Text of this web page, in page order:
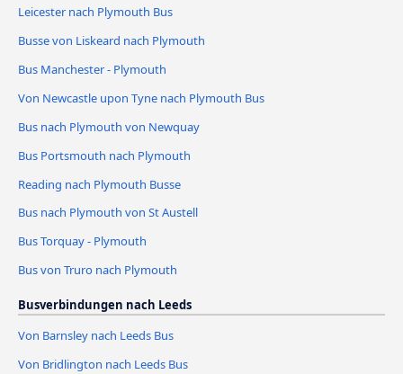
Leicester nach Plymouth Bus
Busse von Liskeard nach Plymouth
Bus Manchester - Plymouth
Von Newcastle upon Tyne nach Plymouth Bus
Bus nach Plymouth von Newquay
Bus Portsmouth nach Plymouth
Reading nach Plymouth Busse
Bus nach Plymouth von St Austell
Bus Torquay - Plymouth
Bus von Truro nach Plymouth
Busverbindungen nach Leeds
Von Barnsley nach Leeds Bus
Von Bridlington nach Leeds Bus